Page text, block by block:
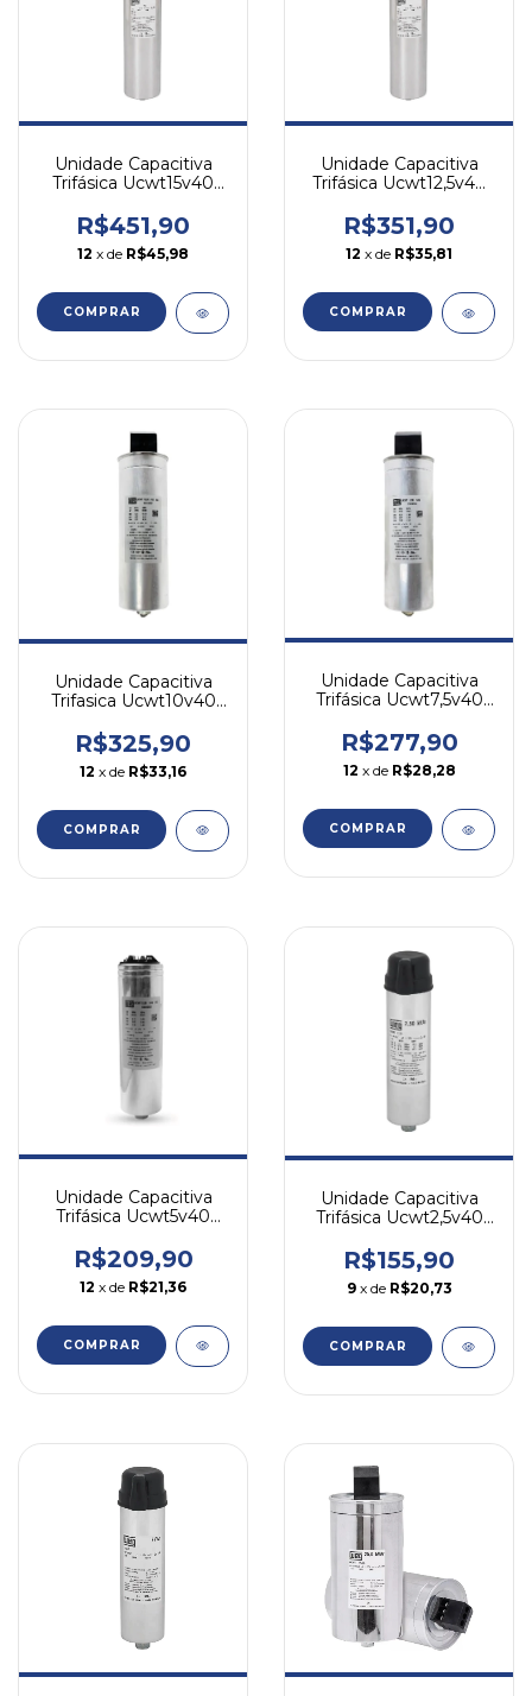
Unidade Capacitiva
Trifásica Ucwt15v40
R$451,90
12 x de R$45,98
COMPRAR
Unidade Capacitiva
Trifásica Ucwt12,5v40
R$351,90
12 x de R$35,81
COMPRAR
Unidade Capacitiva
Trifasica Ucwt10v40
R$325,90
12 x de R$33,16
COMPRAR
Unidade Capacitiva
Trifásica Ucwt7,5v40
R$277,90
12 x de R$28,28
COMPRAR
Unidade Capacitiva
Trifásica Ucwt5v40
R$209,90
12 x de R$21,36
COMPRAR
Unidade Capacitiva
Trifásica Ucwt2,5v40
R$155,90
9 x de R$20,73
COMPRAR